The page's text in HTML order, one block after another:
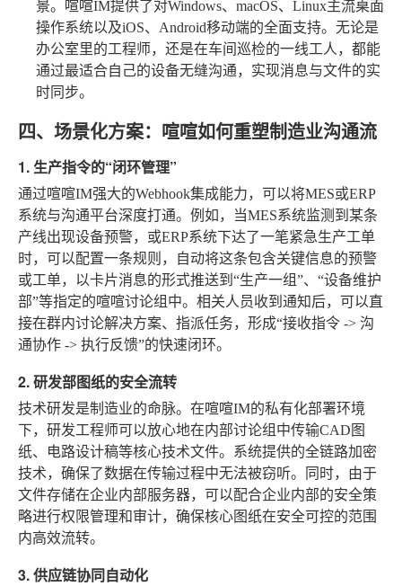
景。喧喧IM提供了对Windows、macOS、Linux主流桌面
操作系统以及iOS、Android移动端的全面支持。无论是
办公室里的工程师，还是在车间巡检的一线工人，都能
通过最适合自己的设备无缝沟通，实现消息与文件的实
时同步。
四、场景化方案：喧喧如何重塑制造业沟通流
1. 生产指令的“闭环管理”
通过喧喧IM强大的Webhook集成能力，可以将MES或ERP
系统与沟通平台深度打通。例如，当MES系统监测到某条
产线出现设备预警，或ERP系统下达了一笔紧急生产工单
时，可以配置一条规则，自动将这条包含关键信息的预警
或工单，以卡片消息的形式推送到“生产一组”、“设备维护
部”等指定的喧喧讨论组中。相关人员收到通知后，可以直
接在群内讨论解决方案、指派任务，形成“接收指令 -> 沟
通协作 -> 执行反馈”的快速闭环。
2. 研发部图纸的安全流转
技术研发是制造业的命脉。在喧喧IM的私有化部署环境
下，研发工程师可以放心地在内部讨论组中传输CAD图
纸、电路设计稿等核心技术文件。系统提供的全链路加密
技术，确保了数据在传输过程中无法被窃听。同时，由于
文件存储在企业内部服务器，可以配合企业内部的安全策
略进行权限管理和审计，确保核心图纸在安全可控的范围
内高效流转。
3. 供应链协同自动化